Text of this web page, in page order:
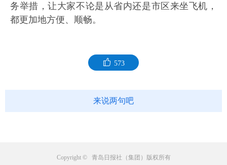
务举措，让大家不论是从省内还是市区来坐飞机，
都更加地方便、顺畅。
573
来说两句吧
Copyright © 青岛日报社（集团）版权所有